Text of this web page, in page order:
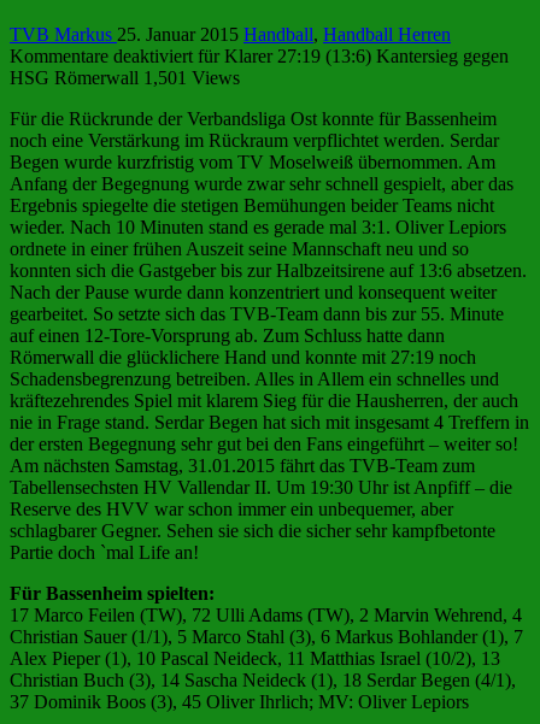
TVB Markus 25. Januar 2015 Handball, Handball Herren
Kommentare deaktiviert für Klarer 27:19 (13:6) Kantersieg gegen
HSG Römerwall 1,501 Views
Für die Rückrunde der Verbandsliga Ost konnte für Bassenheim
noch eine Verstärkung im Rückraum verpflichtet werden. Serdar
Begen wurde kurzfristig vom TV Moselweiß übernommen. Am
Anfang der Begegnung wurde zwar sehr schnell gespielt, aber das
Ergebnis spiegelte die stetigen Bemühungen beider Teams nicht
wieder. Nach 10 Minuten stand es gerade mal 3:1. Oliver Lepiors
ordnete in einer frühen Auszeit seine Mannschaft neu und so
konnten sich die Gastgeber bis zur Halbzeitsirene auf 13:6 absetzen.
Nach der Pause wurde dann konzentriert und konsequent weiter
gearbeitet. So setzte sich das TVB-Team dann bis zur 55. Minute
auf einen 12-Tore-Vorsprung ab. Zum Schluss hatte dann
Römerwall die glücklichere Hand und konnte mit 27:19 noch
Schadensbegrenzung betreiben. Alles in Allem ein schnelles und
kräftezehrendes Spiel mit klarem Sieg für die Hausherren, der auch
nie in Frage stand. Serdar Begen hat sich mit insgesamt 4 Treffern in
der ersten Begegnung sehr gut bei den Fans eingeführt – weiter so!
Am nächsten Samstag, 31.01.2015 fährt das TVB-Team zum
Tabellensechsten HV Vallendar II. Um 19:30 Uhr ist Anpfiff – die
Reserve des HVV war schon immer ein unbequemer, aber
schlagbarer Gegner. Sehen sie sich die sicher sehr kampfbetonte
Partie doch `mal Life an!
Für Bassenheim spielten:
17 Marco Feilen (TW), 72 Ulli Adams (TW), 2 Marvin Wehrend, 4
Christian Sauer (1/1), 5 Marco Stahl (3), 6 Markus Bohlander (1), 7
Alex Pieper (1), 10 Pascal Neideck, 11 Matthias Israel (10/2), 13
Christian Buch (3), 14 Sascha Neideck (1), 18 Serdar Begen (4/1),
37 Dominik Boos (3), 45 Oliver Ihrlich; MV: Oliver Lepiors